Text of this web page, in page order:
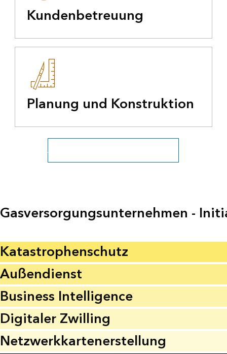
Kundenbetreuung
Planung und Konstruktion
Alle Versorgungsunternehmen anzeigen
Gasversorgungsunternehmen -
Katastrophenschutz
Außendienst
Business Intelligence
Digitaler Zwilling
Netzwerkkartenerstellung